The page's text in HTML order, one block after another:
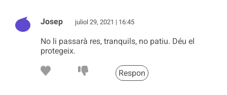
Josep juliol 29, 2021 | 16:45
No li passarà res, tranquils, no patiu. Déu el
protegeix.
Respon